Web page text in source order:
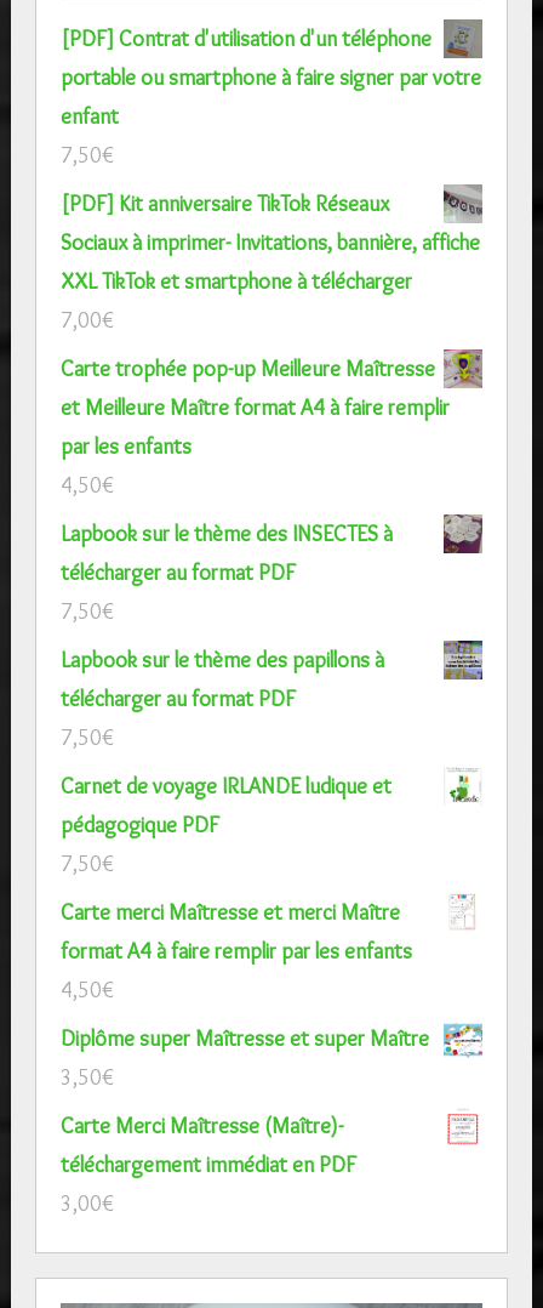
[PDF] Contrat d'utilisation d'un téléphone
portable ou smartphone à faire signer par votre
enfant
7,50€
[PDF] Kit anniversaire TikTok Réseaux
Sociaux à imprimer- Invitations, bannière, affiche
XXL TikTok et smartphone à télécharger
7,00€
Carte trophée pop-up Meilleure Maîtresse
et Meilleure Maître format A4 à faire remplir
par les enfants
4,50€
Lapbook sur le thème des INSECTES à
télécharger au format PDF
7,50€
Lapbook sur le thème des papillons à
télécharger au format PDF
7,50€
Carnet de voyage IRLANDE ludique et
pédagogique PDF
7,50€
Carte merci Maîtresse et merci Maître
format A4 à faire remplir par les enfants
4,50€
Diplôme super Maîtresse et super Maître
3,50€
Carte Merci Maîtresse (Maître)-
téléchargement immédiat en PDF
3,00€